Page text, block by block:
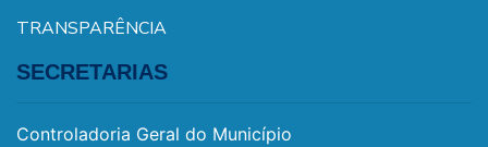
TRANSPARÊNCIA
SECRETARIAS
Controladoria Geral do Município